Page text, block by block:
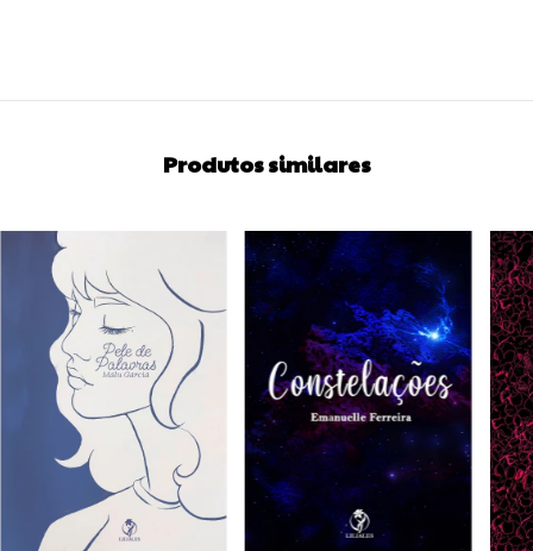
Produtos similares